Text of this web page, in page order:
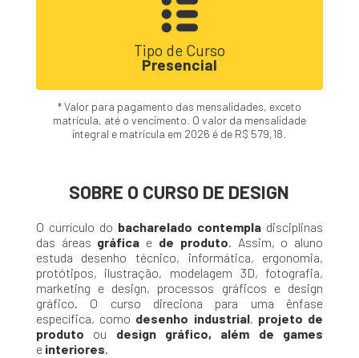
Tipo de Curso
Presencial
* Valor para pagamento das mensalidades, exceto
matrícula, até o vencimento. O valor da mensalidade
integral e matrícula em 2026 é de R$ 579,18.
SOBRE O CURSO DE DESIGN
O currículo do bacharelado contempla disciplinas
das áreas gráfica e de produto. Assim, o aluno
estuda desenho técnico, informática, ergonomia,
protótipos, ilustração, modelagem 3D, fotografia,
marketing e design, processos gráficos e design
gráfico. O curso direciona para uma ênfase
específica, como desenho industrial, projeto de
produto ou design gráfico, além de
games
e interiores.